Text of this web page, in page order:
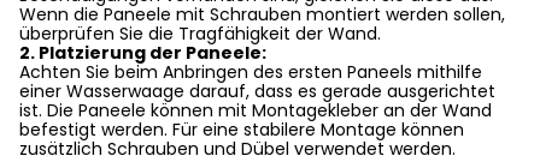
Wenn die Paneele mit Schrauben montiert werden sollen,
überprüfen Sie die Tragfähigkeit der Wand.
2. Platzierung der Paneele:
Achten Sie beim Anbringen des ersten Paneels mithilfe
einer Wasserwaage darauf, dass es gerade ausgerichtet
ist. Die Paneele können mit Montagekleber an der Wand
befestigt werden. Für eine stabilere Montage können
zusätzlich Schrauben und Dübel verwendet werden.